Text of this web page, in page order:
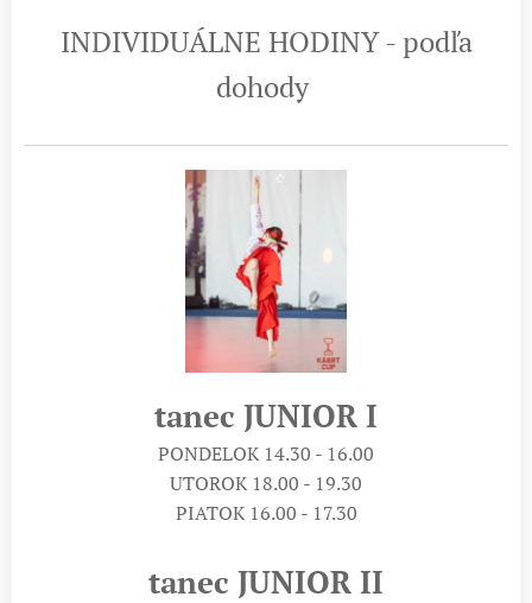
INDIVIDUÁLNE HODINY - podľa
dohody
tanec JUNIOR I
PONDELOK 14.30 - 16.00
UTOROK 18.00 - 19.30
PIATOK 16.00 - 17.30
tanec JUNIOR II